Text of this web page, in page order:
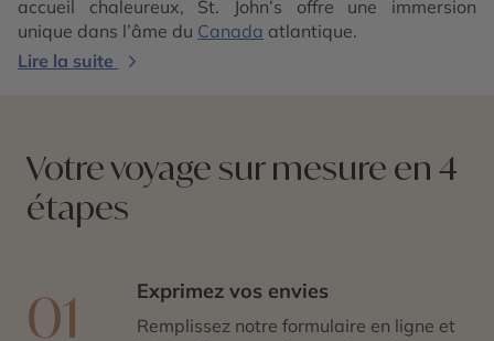
accueil chaleureux, St. John’s offre une immersion
unique dans l’âme du Canada atlantique.
Lire la suite
Votre voyage sur mesure en 4
étapes
01 Exprimez vos envies
Remplissez notre formulaire en ligne et